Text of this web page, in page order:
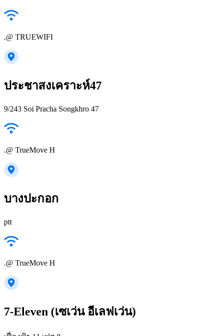
.@ TRUEWIFI
ประชาสงเคราะห์47
9/243 Soi Pracha Songkhro 47
.@ TrueMove H
บางปะกอก
ptt
.@ TrueMove H
7-Eleven (เซเว่น อีเลฟเว่น)